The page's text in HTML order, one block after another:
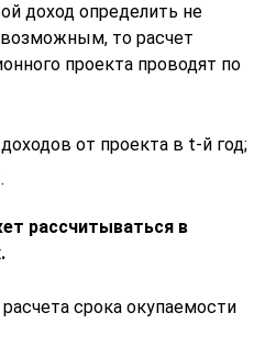
доход определить не
возможным, то расчет
проекта проводят по
от проекта в t-й год;
рассчитываться в
срока окупаемости